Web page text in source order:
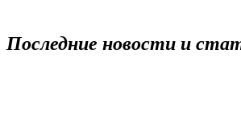
Последние новости и